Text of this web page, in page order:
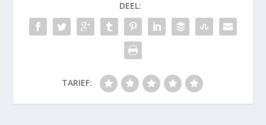
DEEL:
TARIEF: